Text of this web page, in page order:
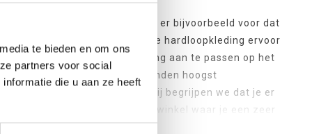
te bieden en om ons
partners voor social
die u aan ze heeft
de juiste hardloopkleding er bijvoorbeeld voor dat
. Ook zorgt de juiste hardloopkleding ervoor
is het belangrijk om je kleding aan te passen op het
je in de koude en natte maanden hoogst
liever luchtige kleding. Daarbij begrijpen we dat je er
is een professionele sportwinkel waar je een zeer